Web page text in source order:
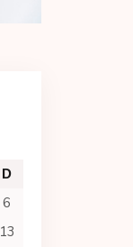
D
6
13